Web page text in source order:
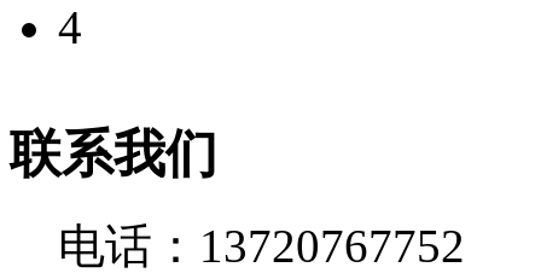
4
联系我们
电话：13720767752